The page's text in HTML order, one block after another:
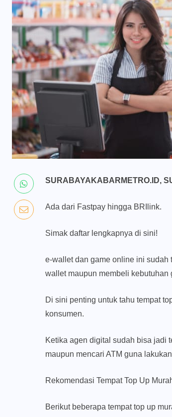
SURABAYAKABARMETRO.ID,
Ada dari Fastpay hingga BRIlink.
Simak daftar lengkapnya di sini!
e-wallet dan game online ini
wallet maupun membeli kebutuhan
Di sini penting untuk tahu tempat
konsumen.
Ketika agen digital sudah bisa jadi
maupun mencari ATM guna
Rekomendasi Tempat Top Up
Berikut beberapa tempat top up